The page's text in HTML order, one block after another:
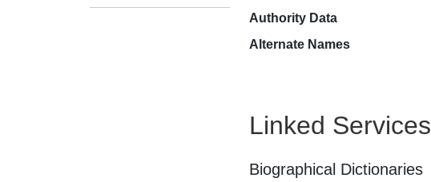
Authority Data
Alternate Names
Linked Services
Biographical Dictionaries